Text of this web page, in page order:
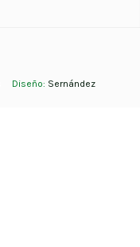
Diseño: Sernández